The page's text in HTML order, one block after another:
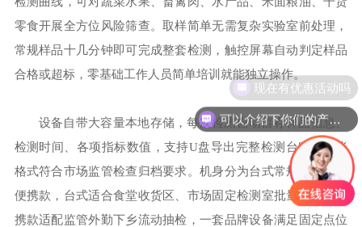
零食开展全方位风险筛查。取样简单无需复杂实验室前处理，
常规样品十几分钟即可完成整套检测，触控屏幕自动判定样品
合格或超标，零基础工作人员简单培训就能独立操作。
设备自带大容量本地存储，每次检测自动留存样品信息、
检测时间、各项指标数值，支持U盘导出完整检测台账，台账
格式符合市场监管检查归档要求。机身分为台式常规款与手提
便携款，台式适合食堂收货区、市场固定检测室批量筛查，便
携款适配监管外勤下乡流动抽检，一套品牌设备满足固定点位
可以介绍下你们的产品么
现在有优惠活动吗